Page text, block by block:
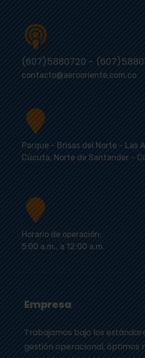
(607)5880720 -
contacto@aerooriente.com.co
Parque - Brisas del Norte - Las
Cúcuta, Norte de Santander -
Horario de operación:
5:00 a.m., a 12:00 a.m.
Empresa
Trabajamos bajo los
gestión operacional, óptimos